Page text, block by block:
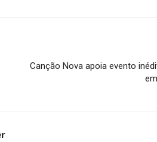
Canção Nova apoia evento